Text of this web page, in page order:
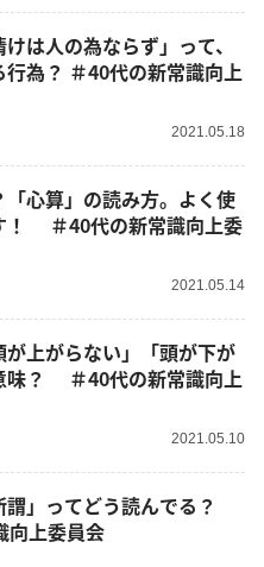
けは人の為ならず」って、
為？ ＃40代の新常識向上
2021.05.18
心算」の読み方。よく使
！ ＃40代の新常識向上委
2021.05.14
が上がらない」「頭が下が
味？ ＃40代の新常識向上
2021.05.10
謂」ってどう読んでる？
向上委員会